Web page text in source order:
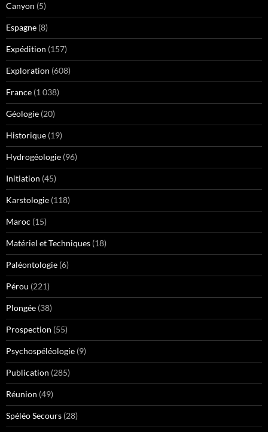
Canyon (5)
Espagne (8)
Expédition (157)
Exploration (608)
France (1 038)
Géologie (20)
Historique (19)
Hydrogéologie (96)
Initiation (45)
Karstologie (118)
Maroc (15)
Matériel et Techniques (18)
Paléontologie (6)
Pérou (221)
Plongée (38)
Prospection (55)
Psychospéléologie (9)
Publication (285)
Réunion (49)
Spéléo Secours (28)